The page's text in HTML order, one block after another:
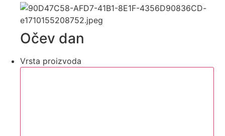
Očev dan
Vrsta proizvoda